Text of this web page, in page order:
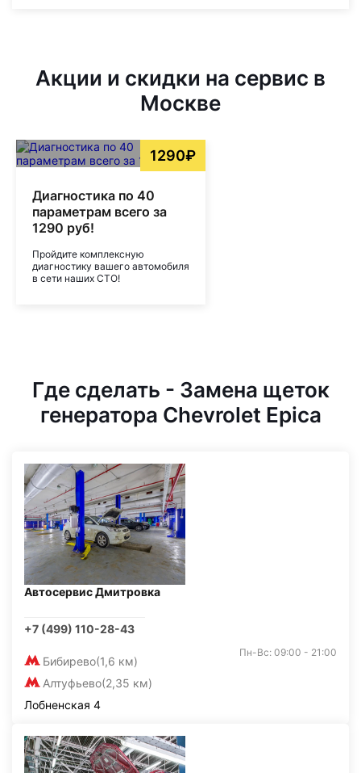
Акции и скидки на сервис в
Москве
1290₽
Диагностика по 40
параметрам всего за
1290 руб!
Пройдите комплексную
диагностику вашего автомобиля
в сети наших СТО!
Где сделать - Замена щеток
генератора Chevrolet Epica
Автосервис Дмитровка
+7 (499) 110-28-43
Бибирево(1,6 км)
Алтуфьево(2,35 км)
Пн-Вс: 09:00 - 21:00
Лобненская 4